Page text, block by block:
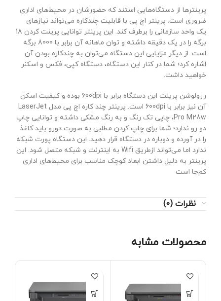
پرینترها از دستگاه‌هایی استند که حضورشان در محیط‌های اداری
ضروری است. پرینتر اچ پی با قابلیت چندکاره می‌تواند نیازهای
یک واحد سازمانی را برطرف کند. این پرینتر توانایی پرینت کردن 18
برگه را در یک دقیقه داشته و توان ماهانه آن برابر با 8000 برگه
است. از دیگر مزایایی این دستگاه می‌توان به چندکاره بودن آن
اشاره کرد؛ شما در کنار این دستگاه، دستگاه کپی، فکس و اسکنر
خواهید داشت.
رزولوشن پرینت این دستگاه برابر با 600dpi بوده و کیفیت اسکن
آن نیز برابر با 600dpi است. پرینتر چند کاره اچ پی مدل LaserJet
Pro M28w، چاپی تک رنگ و به رنگ مشکی داشته و توانایی چاپ
دو رو ندارد؛ شما برای چاپ کردن مطلبی به صورت دورو باید کاغذ
را در آورده و دوباره در دستگاه قرار دهید. این دستگاه پورت شبکه
ندارد اما می‌تواند ازطریق Wifi به اینترنت و شبکه متصل شود. این
پرینتر به دلیل داشتن ابعاد کوچک مناسب برای محیط‌های اداری
کم‌جا است
نظرات (0)
محصولات مشابه